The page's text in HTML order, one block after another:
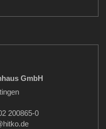
GmbH
200865-0